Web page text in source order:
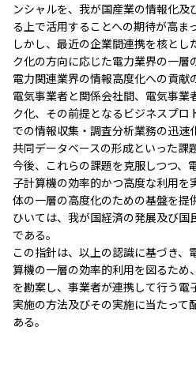
ンシャルを、我が国産業の情報化及
る上で活用することへの期待が高ま
しかし、最近の企業間連携を核と
ク化の方向に応じた電力業界の一層
電力関連業界の情報高度化への貢献
電気事業者と関係会社間、電気事業
ク化、その前提となるビジネスプロ
での情報収集・調査分析業務の迅速
共同データベースの形成といった課
今後、これらの課題を克服しつつ、
子計算機の効率的かつ高度な利用を
体の一層の高度化のための基盤を提
ひいては、我が国経済の発展及び国
である。
この指針は、以上の認識に基づき、
算機の一層の効率的利用を図るため
を勘案し、事業者が連携して行う電
実施の方法及びその実施に当たって
ある。